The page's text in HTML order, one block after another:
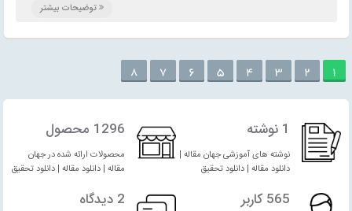
توضیحات بیشتر
1
2
3
4
5
6
7
8
1 نوشته
نوشته های آموزشی جهان مقاله |
دانلود مقاله | دانلود تحقیق
1296 محصول
محصولات ارائه شده در جهان
مقاله | دانلود مقاله | دانلود تحقیق
565 کاربر 2 دیدگاه